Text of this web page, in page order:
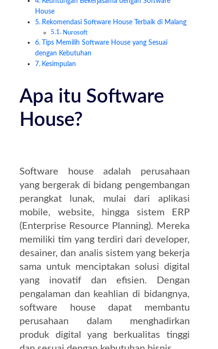
House
Rekomendasi Software House Terbaik di Malang
Nurosoft
Tips Memilih Software House yang Sesuai
dengan Kebutuhan
Kesimpulan
Apa itu Software
House?
Software house adalah perusahaan
yang bergerak di bidang pengembangan
perangkat lunak, mulai dari aplikasi
mobile, website, hingga sistem ERP
(Enterprise Resource Planning). Mereka
memiliki tim yang terdiri dari developer,
desainer, dan analis sistem yang bekerja
sama untuk menciptakan solusi digital
yang inovatif dan efisien.
Dengan
pengalaman dan keahlian di bidangnya,
software house dapat membantu
perusahaan dalam menghadirkan
produk digital yang berkualitas tinggi